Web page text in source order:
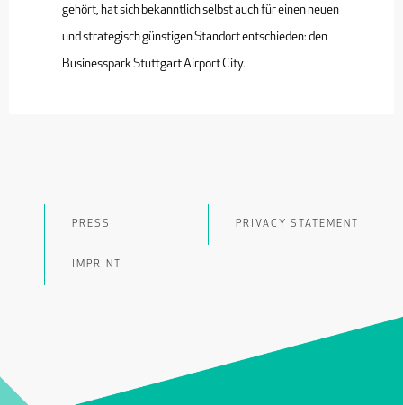
gehört, hat sich bekanntlich selbst auch für einen neuen
und strategisch günstigen Standort entschieden: den
Businesspark Stuttgart Airport City.
PRESS
IMPRINT
PRIVACY STATEMENT